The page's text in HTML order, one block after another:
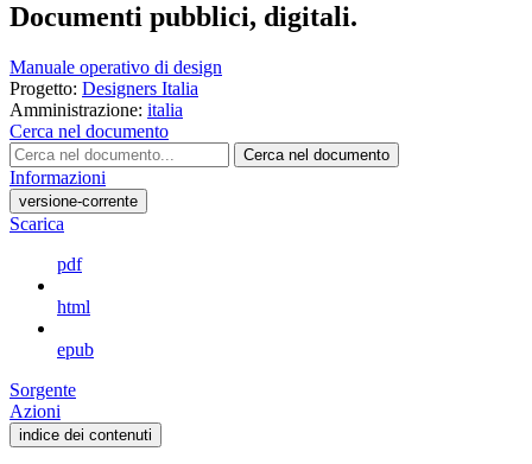
Documenti pubblici, digitali.
Manuale operativo di design
Progetto: Designers Italia
Amministrazione: italia
Cerca nel documento
Cerca nel documento
Informazioni
versione-corrente
Scarica
pdf
html
epub
Sorgente
Azioni
indice dei contenuti